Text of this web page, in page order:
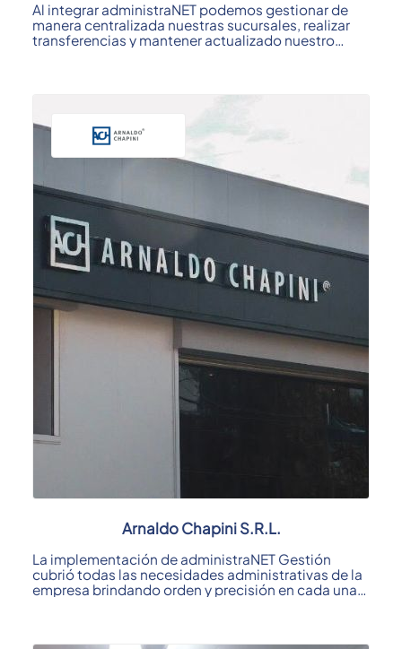
Al integrar administraNET podemos gestionar de
manera centralizada nuestras sucursales, realizar
transferencias y mantener actualizado nuestro
Arnaldo Chapini S.R.L.
La implementación de administraNET Gestión
cubrió todas las necesidades administrativas de la
empresa brindando orden y precisión en cada una